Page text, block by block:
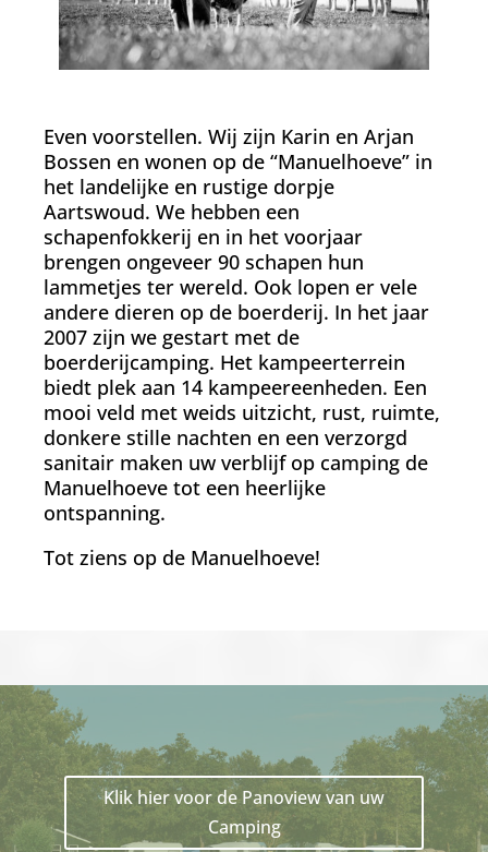
Even voorstellen. Wij zijn Karin en Arjan
Bossen en wonen op de “Manuelhoeve” in
het landelijke en rustige dorpje
Aartswoud. We hebben een
schapenfokkerij en in het voorjaar
brengen ongeveer 90 schapen hun
lammetjes ter wereld. Ook lopen er vele
andere dieren op de boerderij. In het jaar
2007 zijn we gestart met de
boerderijcamping. Het kampeerterrein
biedt plek aan 14 kampeereenheden. Een
mooi veld met weids uitzicht, rust, ruimte,
donkere stille nachten en een verzorgd
sanitair maken uw verblijf op camping de
Manuelhoeve tot een heerlijke
ontspanning.
Tot ziens op de Manuelhoeve!
Klik hier voor de Panoview van uw
Camping